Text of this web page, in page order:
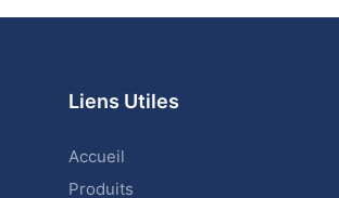
Liens Utiles
Accueil
Produits